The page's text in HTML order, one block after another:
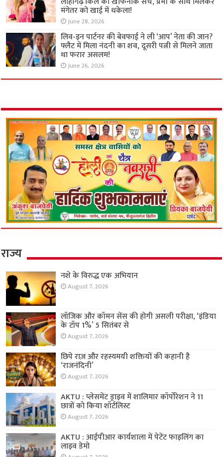
मंगेतर को खाई में धकेला!
June 28, 2026
लिव-इन पार्टनर की बेवफाई ने ली ‘आप’ नेता की जान?
फ्लैट में मिला नंदनी का शव, दूसरी पत्नी से मिलने जाता
था फरार असलम!
June 26, 2026
राज्य
नशे के विरुद्ध एक अभियान
August 7, 2026
लॉजिक और कॉमन सेंस की होगी असली परीक्षा, ‘इंडिया
के टॉप 1%’ 5 सितंबर से
August 7, 2026
छिपे राज़ और रहस्यमयी शक्तियों की कहानी है
‘राजनंदिनी’
August 7, 2026
AKTU : प्लेसमेंट ड्राइव में शालिमार कॉर्पोरेशन ने 11
छात्रों को किया शॉर्टलिस्ट
August 7, 2026
AKTU : आईपीआर कार्यशाला में पेटेंट फाइलिंग का
लाइव डेमो